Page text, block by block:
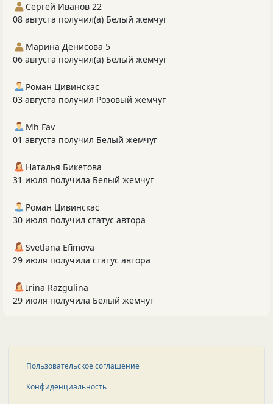
Сергей Иванов 22
08 августа получил(а) Белый жемчуг
Марина Денисова 5
06 августа получил(а) Белый жемчуг
Роман Цивинскас
03 августа получил Розовый жемчуг
Mh Fav
01 августа получил Белый жемчуг
Наталья Бикетова
31 июля получила Белый жемчуг
Роман Цивинскас
30 июля получил статус автора
Svetlana Efimova
29 июля получила статус автора
Irina Razgulina
29 июля получила Белый жемчуг
Пользовательское соглашение
Конфиденциальность